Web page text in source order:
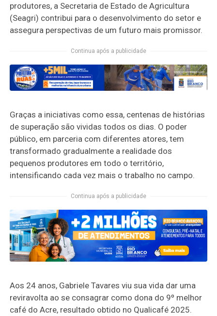
produtores, a Secretaria de Estado de Agricultura
(Seagri) contribui para o desenvolvimento do setor e
assegura perspectivas de um futuro mais promissor.
Continua após a publicidade
Graças a iniciativas como essa, centenas de histórias
de superação são vividas todos os dias. O poder
público, em parceria com diferentes atores, tem
transformado gradualmente a realidade dos
pequenos produtores em todo o território,
intensificando cada vez mais o trabalho no campo.
Continua após a publicidade
Aos 24 anos, Gabriele Tavares viu sua vida dar uma
reviravolta ao se consagrar como dona do 9º melhor
café do Acre, resultado obtido no Qualicafé 2025.